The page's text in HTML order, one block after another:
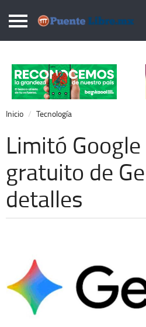
Puentelibre.mx
Local
Nacional
Opinión
Cronos
Economía
Espectáculos
Inicio Tecnología
Limitó
gratuito de
detalles